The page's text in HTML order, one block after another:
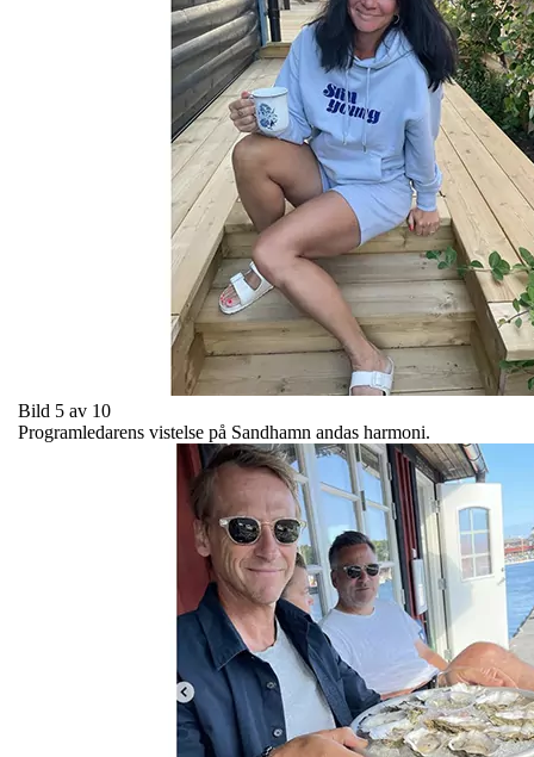
Bild 5 av 10
Programledarens vistelse på Sandhamn andas harmoni.